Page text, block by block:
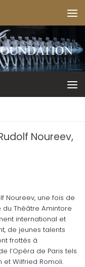
Noureev,
Noureev, une fois de
Théâtre Amintore
international et
de jeunes talents
frottés à
l’Opéra de Paris tels
et Wilfried Romoli.